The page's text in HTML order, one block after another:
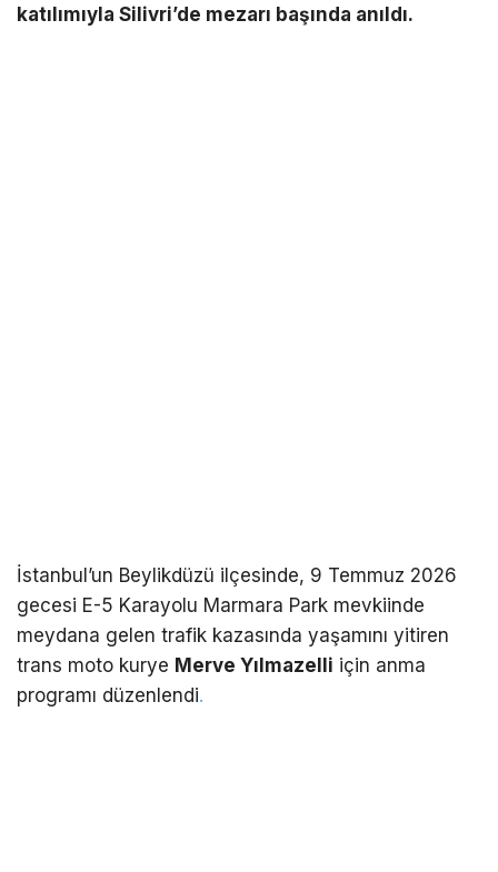
katılımıyla Silivri’de mezarı başında anıldı.
İstanbul’un Beylikdüzü ilçesinde, 9 Temmuz 2026
gecesi E-5 Karayolu Marmara Park mevkiinde
meydana gelen trafik kazasında yaşamını yitiren
trans moto kurye Merve Yılmazelli için anma
programı düzenlendi.